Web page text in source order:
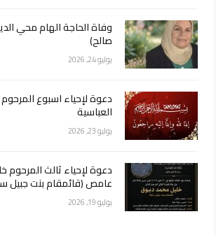
وفاة الحاجة الهام محي
صالح)
يوليو 24, 2026
دعوة لإحياء اسبوع
العباسية
يوليو 23, 2026
دعوة لإحياء ثالث المرحوم
عامص (قائمقام بنت جبيل
يوليو 19, 2026